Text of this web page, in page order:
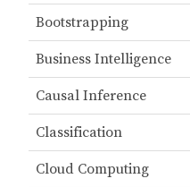
Bootstrapping
Business Intelligence
Causal Inference
Classification
Cloud Computing